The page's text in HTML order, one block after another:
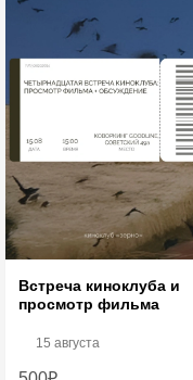
Встреча киноклуба и
просмотр фильма
15 августа